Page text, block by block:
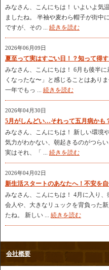
みなさん、こんにちは！ いよいよ気
ましたね。 半袖や麦わら帽子が街中
ですが、その ... 続きを読む
2026年06月09日
夏至って実はすごい日！？知って得
みなさん、こんにちは！ 6月も後半
くなったな〜」と感じることはあり
一年でもっ ... 続きを読む
2026年04月30日
5月がしんどい…それって五月病かも
みなさん、こんにちは！ 新しい環境
気力がわかない、朝起きるのがつら
実はそれ、「 ... 続きを読む
2026年04月02日
新生活スタートのあなたへ！不安を
みなさん、こんにちは！ 4月に入り
会人や、大きなリュックを背負った
たね。 新しい ... 続きを読む
会社概要